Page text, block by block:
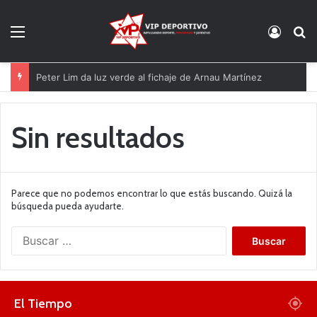
Peter Lim da luz verde al fichaje de Arnau Martínez
Sin resultados
Parece que no podemos encontrar lo que estás buscando. Quizá la
búsqueda pueda ayudarte.
El Tiempo